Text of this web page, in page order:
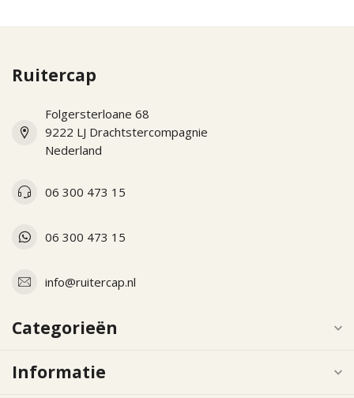
Ruitercap
Folgersterloane 68
9222 LJ Drachtstercompagnie
Nederland
06 300 473 15
06 300 473 15
info@ruitercap.nl
Categorieën
Informatie